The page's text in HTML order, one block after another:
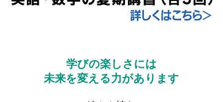
学びの楽しさには
未来を変える力があります